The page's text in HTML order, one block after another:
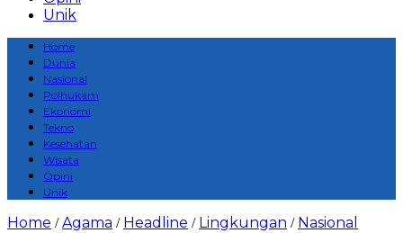
Unik
Home
Dunia
Nasional
Polhukam
Ekonomi
Tekno
Kesehatan
Wisata
Opini
Unik
Home /Agama / Headline / Lingkungan / Nasional